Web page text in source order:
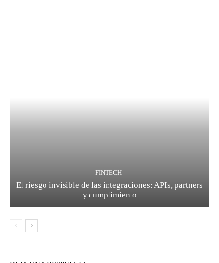
FINTECH
El riesgo invisible de las integraciones: APIs, partners
y cumplimiento